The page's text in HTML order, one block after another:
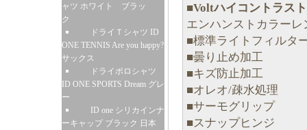
ャツ ホワイト ブラッ
ク
ドライＴシャツ ID
ONE TENNIS Are you happy?
サックス
ドライポロシャツ
ID ONE SPORTS Dream グレ
ー
ID one シリカインナ
ーキャップ ブラック 日本
■Voltハイコントラスト
エンハンストカラーレ
■標準ライトフィルタ
■曇り止め加工
■キズ防止加工
■オレオ/疎水処理
■サーモグリップ
■スナップヒンジ